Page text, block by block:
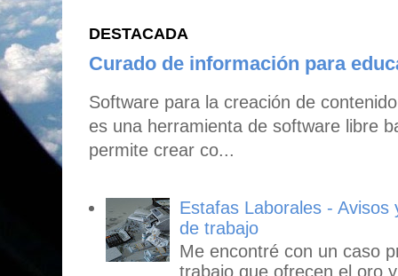
DESTACADA
Curado de información para
Software para la creación de
es una herramienta de software libre
permite crear co...
Estafas Laborales -
de trabajo
Me encontré con un caso
trabajo que ofrecen el oro